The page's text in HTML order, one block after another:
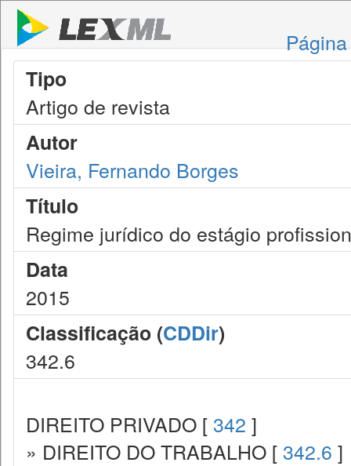
Tipo
Artigo de revista
Autor
Vieira, Fernando Borges
Título
Regime jurídico do estágio
Data
2015
Classificação (CDDir)
342.6
DIREITO PRIVADO [ 342 ]
» DIREITO DO TRABALHO [ 342.6 ]